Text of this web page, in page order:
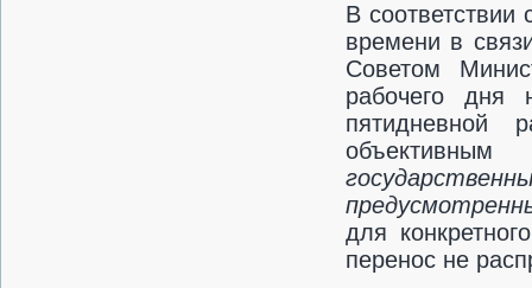
В
времени в
Советом
рабочего дня
для
перенос не